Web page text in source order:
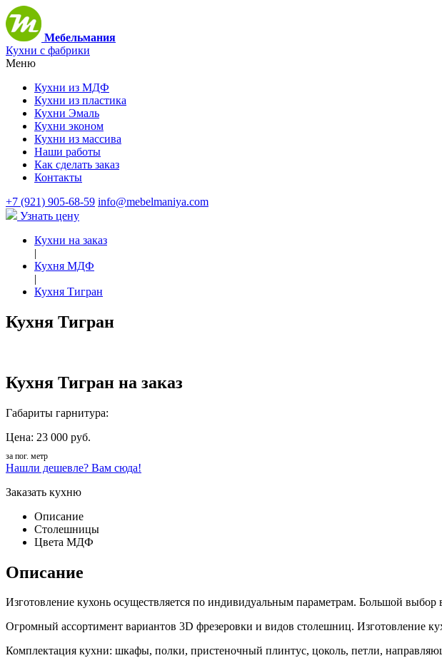
Мебельмания
Кухни с фабрики
Меню
Кухни из МДФ
Кухни из пластика
Кухни Эмаль
Кухни эконом
Кухни из массива
Наши работы
Как сделать заказ
Контакты
+7 (921) 905-68-59 info@mebelmaniya.com
Узнать цену
Кухни на заказ
|
Кухня МДФ
|
Кухня Тигран
Кухня Тигран
Кухня Тигран на заказ
Габариты гарнитура:
Цена: 23 000 руб.
за пог. метр
Нашли дешевле? Вам сюда!
Заказать кухню
Описание
Столешницы
Цвета МДФ
Описание
Изготовление кухонь осуществляется по индивидуальным параметрам. Большой
Огромный ассортимент вариантов 3D фрезеровки и видов столешниц. Изготовление
Комплектация кухни: шкафы, полки, пристеночный плинтус, цоколь, петли,